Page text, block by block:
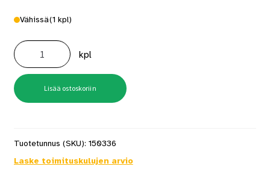
Vähissä(1 kpl)
Sähkökiuas
Magnum
Lite
Malja
6,6
kw,
Finlandia
ohjauskeskus
+
kpl
Lisää ostoskoriin
Tuotetunnus (SKU): 150336
Laske toimituskulujen arvio